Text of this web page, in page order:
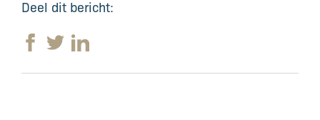
Deel dit bericht: